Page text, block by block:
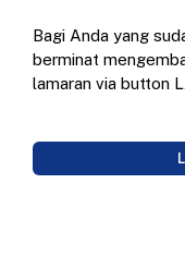
Bagi Anda yang
berminat
lamaran via button